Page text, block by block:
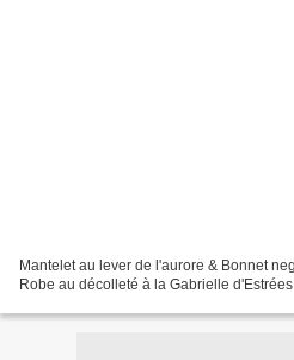
Mantelet au lever de l'aurore & Bonnet
Robe au décolleté à la Gabrielle d'Estrées